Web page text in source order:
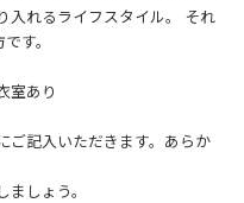
入れるライフスタイル。 それ
す。
室あり
ご記入いただきます。あらか
しょう。